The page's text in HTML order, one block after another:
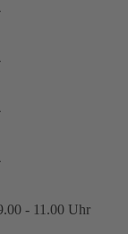
- 11.00 Uhr